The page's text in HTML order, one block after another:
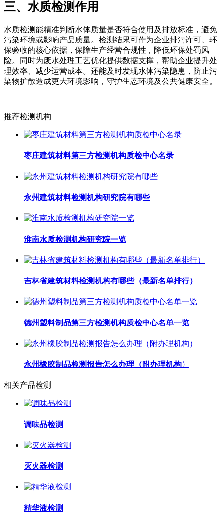
三、水质检测作用
水质检测能精准判断水体质量是否符合使用及排放标准，避免
污染环境或影响产品质量。检测结果可作为企业排污许可、环
保验收的核心依据，保障生产经营合规性，降低环保处罚风
险。同时为废水处理工艺优化提供数据支撑，帮助企业提升处
理效率、减少运营成本。还能及时发现水体污染隐患，防止污
染物扩散造成更大环境影响，守护生态环境及公共健康安全。
推荐检测机构
枣庄建筑材料第三方检测机构质检中心名录
永州建筑材料检测机构研究院有哪些
淮南水质检测机构研究院一览
吉林省建筑材料检测机构有哪些（最新名单排行）
德州塑料制品第三方检测机构质检中心名单一览
永州橡胶制品检测报告怎么办理（附办理机构）
相关产品检测
调味品检测
灭火器检测
精华液检测